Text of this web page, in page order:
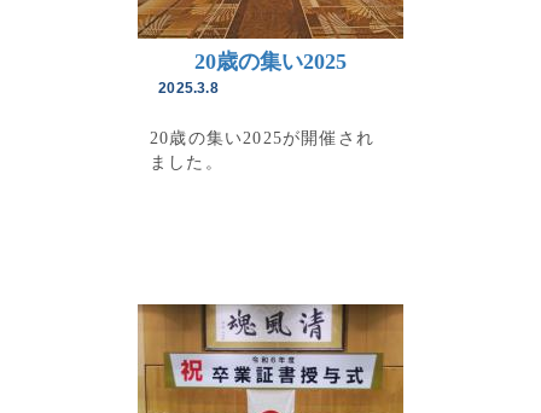
20歳の集い2025
2025.3.8
20歳の集い2025が開催され
ました。